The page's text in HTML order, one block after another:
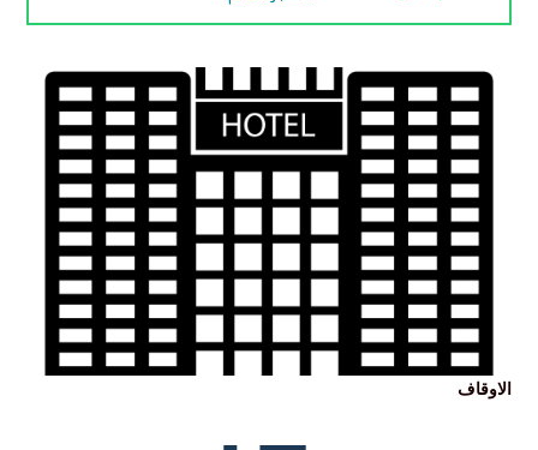
الاوقاف
تساهم بإنشاء اوقاف تدعم جمعية خير بالذيبية بالاستدامة المالية
التي تساهم بإستمرارية الدعم للمستفيدين
التفاصيل
الاوقاف